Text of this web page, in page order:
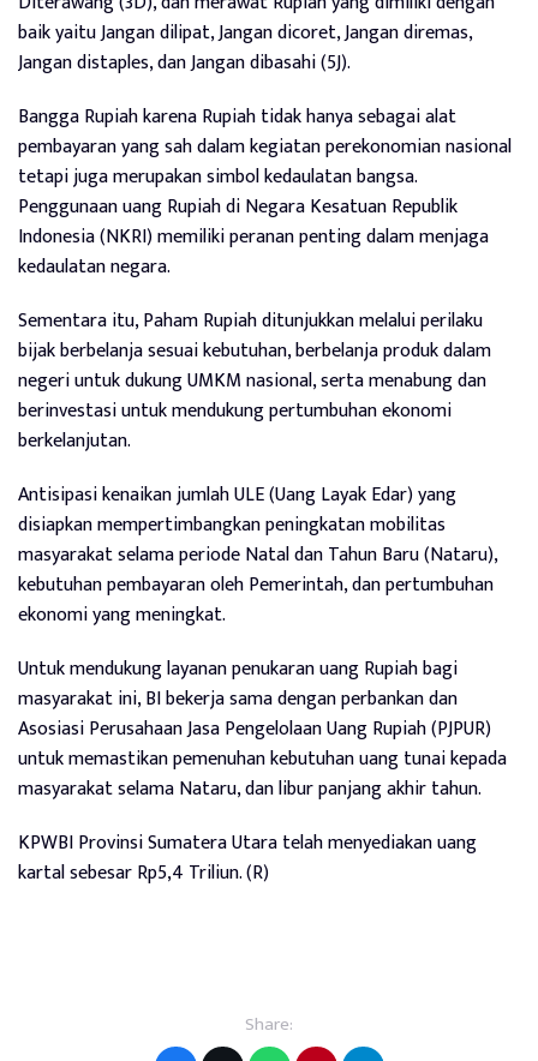
baik yaitu Jangan dilipat, Jangan dicoret, Jangan diremas,
Jangan distaples, dan Jangan dibasahi (5J).
Bangga Rupiah karena Rupiah tidak hanya sebagai alat
pembayaran yang sah dalam kegiatan perekonomian nasional
tetapi juga merupakan simbol kedaulatan bangsa.
Penggunaan uang Rupiah di Negara Kesatuan Republik
Indonesia (NKRI) memiliki peranan penting dalam menjaga
kedaulatan negara.
Sementara itu, Paham Rupiah ditunjukkan melalui perilaku
bijak berbelanja sesuai kebutuhan, berbelanja produk dalam
negeri untuk dukung UMKM nasional, serta menabung dan
berinvestasi untuk mendukung pertumbuhan ekonomi
berkelanjutan.
Antisipasi kenaikan jumlah ULE (Uang Layak Edar) yang
disiapkan mempertimbangkan peningkatan mobilitas
masyarakat selama periode Natal dan Tahun Baru (Nataru),
kebutuhan pembayaran oleh Pemerintah, dan pertumbuhan
ekonomi yang meningkat.
Untuk mendukung layanan penukaran uang Rupiah bagi
masyarakat ini, BI bekerja sama dengan perbankan dan
Asosiasi Perusahaan Jasa Pengelolaan Uang Rupiah (PJPUR)
untuk memastikan pemenuhan kebutuhan uang tunai kepada
masyarakat selama Nataru, dan libur panjang akhir tahun.
KPWBI Provinsi Sumatera Utara telah menyediakan uang
kartal sebesar Rp5,4 Triliun. (R)
Share: